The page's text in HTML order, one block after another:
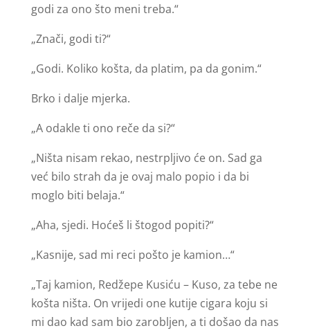
godi za ono što meni treba.“
„Znači, godi ti?“
„Godi. Koliko košta, da platim, pa da gonim.“
Brko i dalje mjerka.
„A odakle ti ono reče da si?“
„Ništa nisam rekao, nestrpljivo će on. Sad ga
već bilo strah da je ovaj malo popio i da bi
moglo biti belaja.“
„Aha, sjedi. Hoćeš li štogod popiti?“
„Kasnije, sad mi reci pošto je kamion…“
„Taj kamion, Redžepe Kusiću – Kuso, za tebe ne
košta ništa. On vrijedi one kutije cigara koju si
mi dao kad sam bio zarobljen, a ti došao da nas